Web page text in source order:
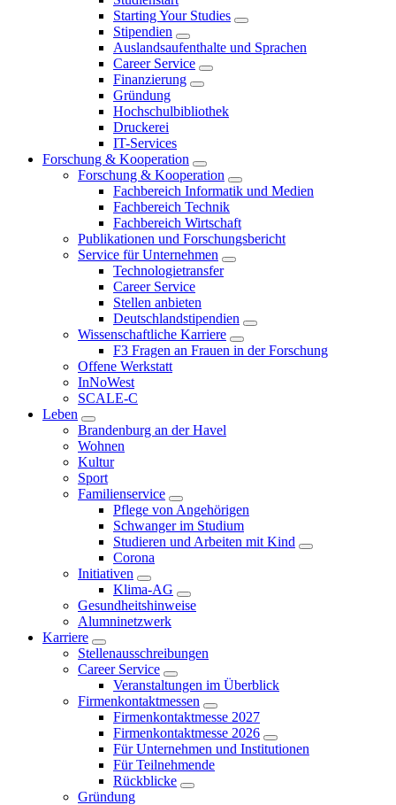
Starting Your Studies
Stipendien
Auslandsaufenthalte und Sprachen
Career Service
Finanzierung
Gründung
Hochschulbibliothek
Druckerei
IT-Services
Forschung & Kooperation
Forschung & Kooperation
Fachbereich Informatik und Medien
Fachbereich Technik
Fachbereich Wirtschaft
Publikationen und Forschungsbericht
Service für Unternehmen
Technologietransfer
Career Service
Stellen anbieten
Deutschlandstipendien
Wissenschaftliche Karriere
F3 Fragen an Frauen in der Forschung
Offene Werkstatt
InNoWest
SCALE-C
Leben
Brandenburg an der Havel
Wohnen
Kultur
Sport
Familienservice
Pflege von Angehörigen
Schwanger im Studium
Studieren und Arbeiten mit Kind
Corona
Initiativen
Klima-AG
Gesundheitshinweise
Alumninetzwerk
Karriere
Stellenausschreibungen
Career Service
Veranstaltungen im Überblick
Firmenkontaktmessen
Firmenkontaktmesse 2027
Firmenkontaktmesse 2026
Für Unternehmen und Institutionen
Für Teilnehmende
Rückblicke
Gründung